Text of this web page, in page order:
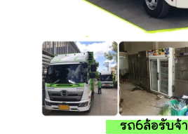
รถ6ล้อรับจ้